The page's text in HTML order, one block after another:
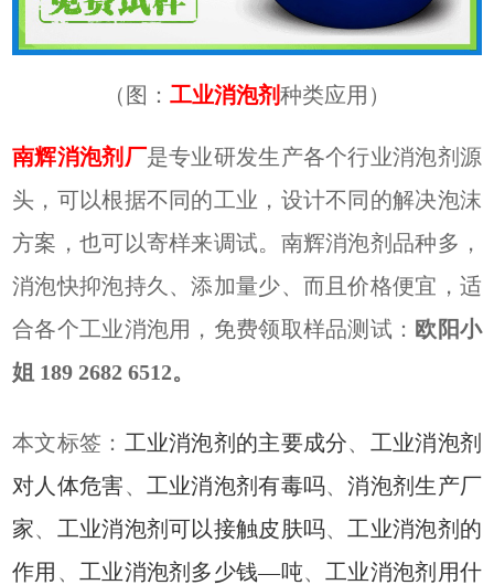
（图： 工业消泡剂种类应用）
南辉消泡剂厂是专业研发生产各个行业消泡剂源
头，可以根据不同的工业，设计不同的解决泡沫
方案，也可以寄样来调试。南辉消泡剂品种多，
消泡快抑泡持久、添加量少、而且价格便宜，适
合各个工业消泡用，免费领取样品测试： 欧阳小
姐 189 2682 6512。
本文标签： 工业消泡剂的主要成分、 工业消泡剂
对人体危害、 工业消泡剂有毒吗、消泡剂生产厂
家、 工业消泡剂可以接触皮肤吗、 工业消泡剂的
作用 、 工业消泡剂多少钱—吨、 工业消泡剂用什